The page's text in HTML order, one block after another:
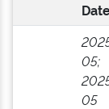
05;
05